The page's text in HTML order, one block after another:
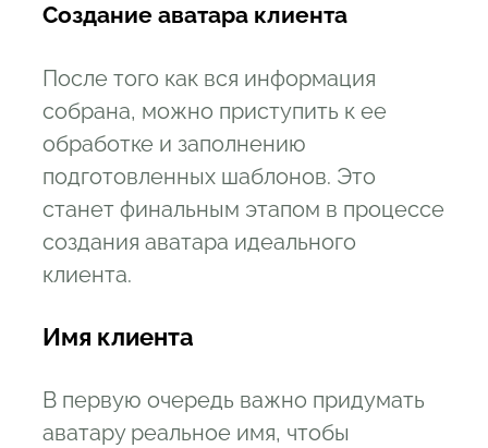
Создание аватара клиента
После того как вся информация
собрана, можно приступить к ее
обработке и заполнению
подготовленных шаблонов. Это
станет финальным этапом в процессе
создания аватара идеального
клиента.
Имя клиента
В первую очередь важно придумать
аватару реальное имя, чтобы